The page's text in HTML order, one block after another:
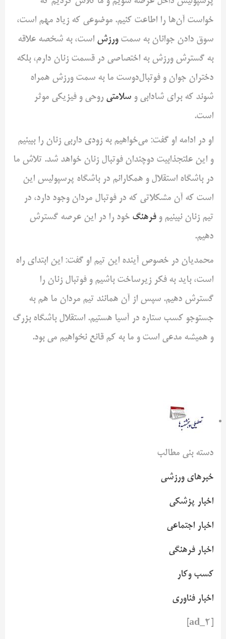
خواست آن‌ها را اطاعت کنیم. موضوعی که زیاد مهم است،
سوق دادن جوانان به سمتورزش است، به شخصه علاقه
به گسترش ورزش به اختصاصی در قسمت زنان دارم، بلکه
دختران جوان و فوتبال‌دوست ما به سمت ورزش همراه
شوند که برای شادابی و سلامتی روحی و فیزیکی موثر
است.
او در ادامه او گفت: می‌خواهیم به زودی داربی زنان را ببینیم
و این علتجذابیت دوچندان فوتبال زنان خواهد شد. تلاش ما
در باشگاه استقلال و همکارانم در باشگاه پرسپولیس این
است که آن مشکلاتی که در فوتبال مردان وجود دارد، در
تیم زنان نبینیم وفرهنگ خود را در این عرصه گسترش
دهیم.
محمدیان در خصوص آینده این تیم او گفت: این ابتدای راه
است، باید به فکر زیرساخت باشیم و فوتبال زنان را
گسترش دهیم. سپس از آن همانند تیم مردان ما هم به
جستوجو کسب ستاره در آسیا هستیم. استقلال باشگاه بزرگ
و همیشه مدعی است و ما به کم قانع نخواهیم می بود.
دسته بنی مطالب
خبرهای ورزشی
اخبار پزشکی
اخبار اجتماعی
اخبار فرهنگی
کسب وکار
اخبار فناوری